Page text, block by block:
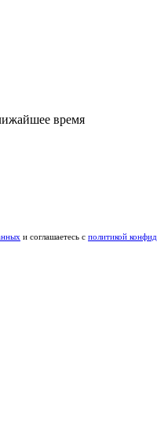
время
и соглашаетесь c политикой